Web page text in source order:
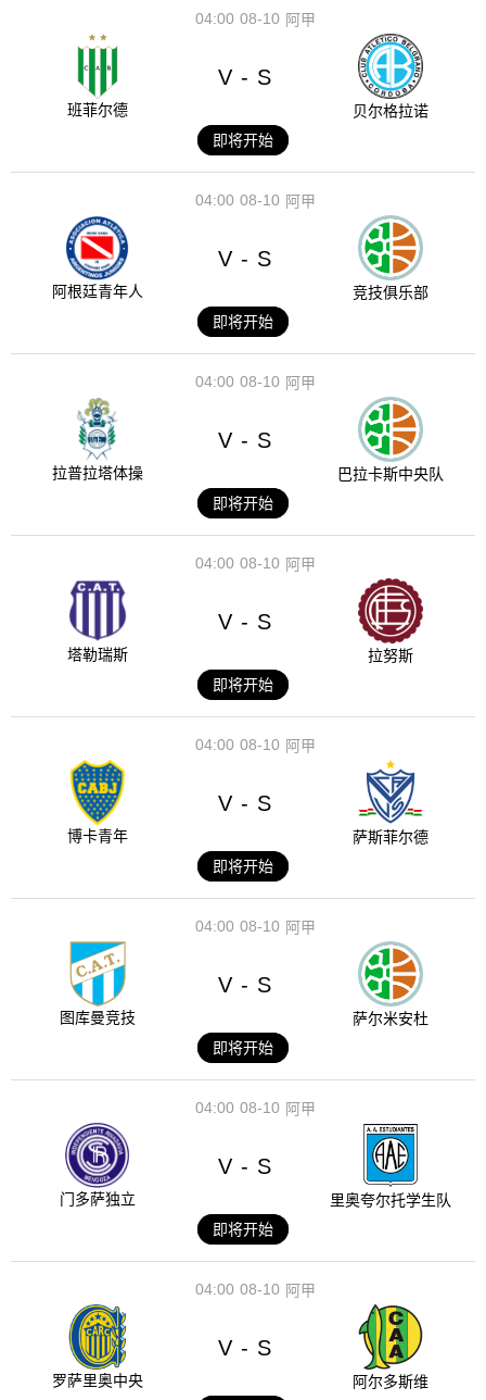
08-10
04:00 阿甲
班菲尔德
V - S
贝尔格拉诺
即将开始
08-10
04:00 阿甲
阿根廷青年人
V - S
竞技俱乐部
即将开始
08-10
04:00 阿甲
拉普拉塔体操
V - S
巴拉卡斯中央队
即将开始
08-10
04:00 阿甲
塔勒瑞斯
V - S
拉努斯
即将开始
08-10
04:00 阿甲
博卡青年
V - S
萨斯菲尔德
即将开始
08-10
04:00 阿甲
图库曼竞技
V - S
萨尔米安杜
即将开始
08-10
04:00 阿甲
门多萨独立
V - S
里奥夸尔托学生队
即将开始
08-10
04:00 阿甲
罗萨里奥中央
V - S
阿尔多斯维